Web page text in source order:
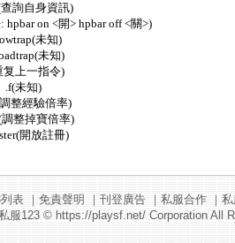
查詢自身資訊)
hpbar on <開> hpbar off <關>)
未知)
未知)
复上一指令)
.f(未知)
整經驗倍率)
調整掉寶倍率)
開放註冊)
表｜ 免責聲明 ｜ 刊登廣告｜ 私服合作｜
服123© https://playsf.net/ Corporation All